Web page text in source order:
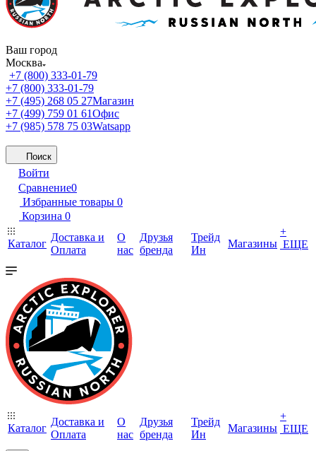
Ваш город
Москва
+7 (800) 333-01-79
+7 (800) 333-01-79
+7 (495) 268 05 27Магазин
+7 (499) 759 01 61Офис
+7 (985) 578 75 03Watsapp
Поиск
Войти
Сравнение0
Избранные товары 0
Корзина 0
Каталог
Доставка и
Оплата
О
нас
Друзья
бренда
Трейд
Ин
Магазины
+
ЕЩЕ
Каталог
Доставка и
Оплата
О
нас
Друзья
бренда
Трейд
Ин
Магазины
+
ЕЩЕ